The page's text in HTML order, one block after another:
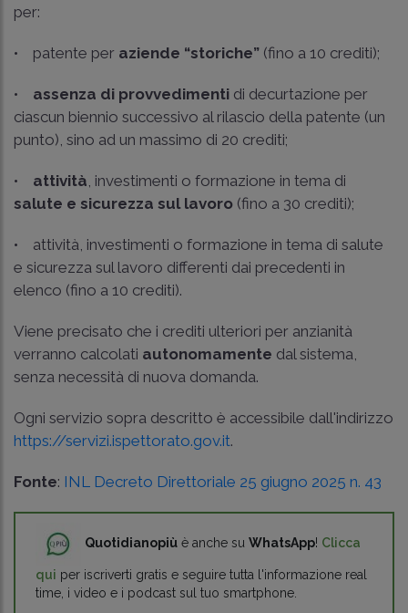
per:
• patente per aziende “storiche” (fino a 10 crediti);
• assenza di provvedimenti di decurtazione per
ciascun biennio successivo al rilascio della patente (un
punto), sino ad un massimo di 20 crediti;
• attività , investimenti o formazione in tema di
salute e sicurezza sul lavoro (fino a 30 crediti);
• attività, investimenti o formazione in tema di salute
e sicurezza sul lavoro differenti dai precedenti in
elenco (fino a 10 crediti).
Viene precisato che i crediti ulteriori per anzianità
verranno calcolati autonomamente dal sistema,
senza necessità di nuova domanda.
Ogni servizio sopra descritto è accessibile dall'indirizzo
https://servizi.ispettorato.gov.it.
Fonte: INL Decreto Direttoriale 25 giugno 2025 n. 43
Quotidianopiù è anche su WhatsApp! Clicca
qui per iscriverti gratis e seguire tutta l'informazione real
time, i video e i podcast sul tuo smartphone.